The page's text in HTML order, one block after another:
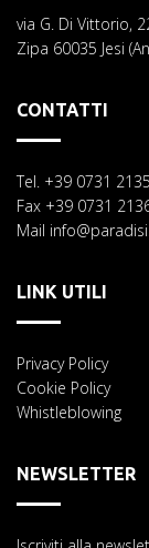
via G. Di Vittorio,
Zipa 60035 Jesi
CONTATTI
Tel. +39 0731
Fax +39 0731
Mail
LINK UTILI
Privacy Policy
Cookie Policy
Whistleblowing
NEWSLETTER